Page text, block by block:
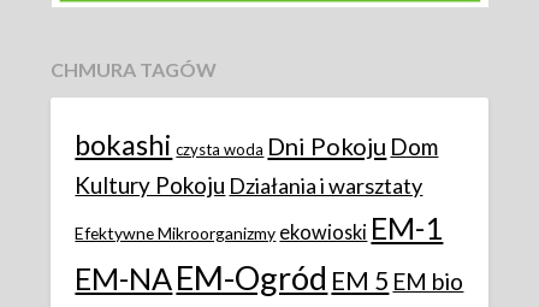
CHMURA TAGÓW
bokashi czysta woda Dni Pokoju Dom
Kultury Pokoju Działania i warsztaty
Efektywne Mikroorganizmy ekowioski EM-1
EM-NAEM-Ogród EM 5 EM bio